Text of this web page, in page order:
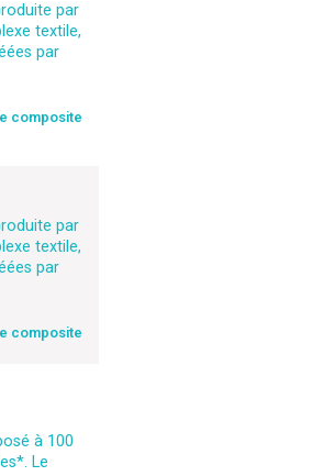
par
textile,
par
composite
par
textile,
par
composite
à 100
Le